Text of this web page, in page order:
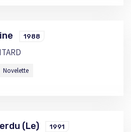
1988
Novelette
(Le) 1991